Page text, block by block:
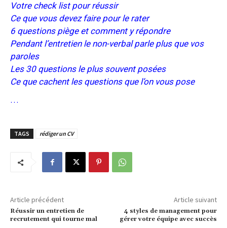
Votre check list pour réussir
Ce que vous devez faire pour le rater
6 questions piège et comment y répondre
Pendant l’entretien le non-verbal parle plus que vos
paroles
Les 30 questions le plus souvent posées
Ce que cachent les questions que l’on vous pose
…
TAGS rédiger un CV
Article précédent
Réussir un entretien de
recrutement qui tourne mal
Article suivant
4 styles de management pour
gérer votre équipe avec succès